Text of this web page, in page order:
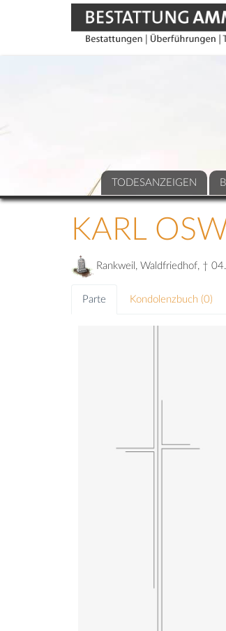
TODESANZEIGEN
KARL
Rankweil, Waldfriedhof, †
Parte Kondolenzbuch (0)